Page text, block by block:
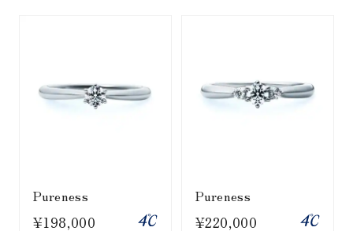
Pureness
¥198,000
Pureness
¥220,000